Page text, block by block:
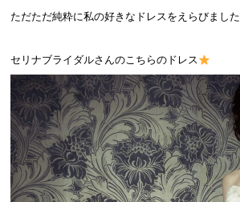
ただただ純粋に私の好きなドレスをえらびました
セリナブライダルさんのこちらのドレス